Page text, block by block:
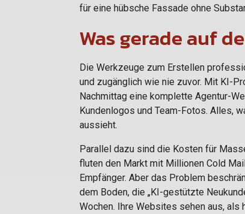
für eine hübsche Fassade ohne
Was gerade auf
Die Werkzeuge zum Erstellen
und zugänglich wie nie zuvor. Mit KI-
Nachmittag eine komplette Agentur-
Kundenlogos und Team-Fotos. Alles,
aussieht.
Parallel dazu sind die Kosten für
fluten den Markt mit Millionen Cold
Empfänger. Aber das Problem
dem Boden, die „KI-gestützte
Wochen. Ihre Websites sehen aus,